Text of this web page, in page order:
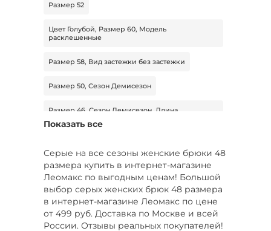
Размер 52
Цвет Голубой, Размер 60, Модель
расклешенные
Размер 58, Вид застежки без застежки
Размер 50, Сезон Демисезон
Размер 46, Сезон Демисезон, Длина
спортивные
Размер 44, Сезон Демисезон, Тип легинсы
Цвет Белый, Размер 46
Цвет Белый, Размер 58, Сезон Демисезон
Показать все
Серые на все сезоны женские брюки 48
размера купить в интернет-магазине
Леомакс по выгодным ценам! Большой
выбор серых женских брюк 48 размера
в интернет-магазине Леомакс по цене
от 499 руб. Доставка по Москве и всей
России. Отзывы реальных покупателей!